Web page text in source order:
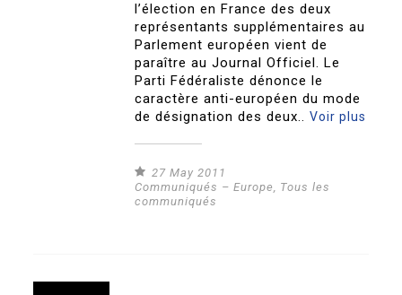
l’élection en France des deux
représentants supplémentaires au
Parlement européen vient de
paraître au Journal Officiel. Le
Parti Fédéraliste dénonce le
caractère anti-européen du mode
de désignation des deux..Voir plus
27 May 2011
Communiqués – Europe, Tous les
communiqués